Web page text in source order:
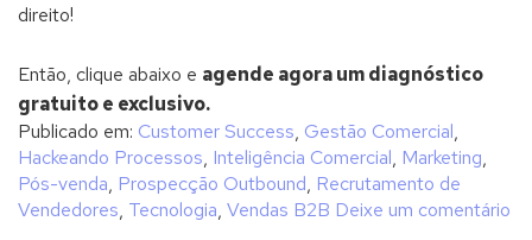
direito!
Então, clique abaixo e agende agora um diagnóstico
gratuito e exclusivo.
Publicado em: Customer Success, Gestão Comercial,
Hackeando Processos, Inteligência Comercial, Marketing,
Pós-venda, Prospecção Outbound, Recrutamento de
Vendedores, Tecnologia, Vendas B2B Deixe um comentário